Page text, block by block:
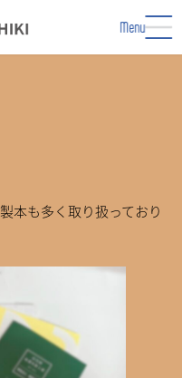
Menu
本も多く取り扱っており